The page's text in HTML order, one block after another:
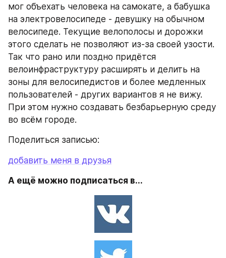
мог объехать человека на самокате, а бабушка
на электровелосипеде - девушку на обычном
велосипеде. Текущие велополосы и дорожки
этого сделать не позволяют из-за своей узости.
Так что рано или поздно придётся
велоинфраструктуру расширять и делить на
зоны для велосипедистов и более медленных
пользователей - других вариантов я не вижу.
При этом нужно создавать безбарьерную среду
во всём городе.
Поделиться записью:
добавить меня в друзья
А ещё можно подписаться в...